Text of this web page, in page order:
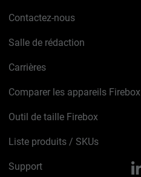
Contactez-nous
Salle de rédaction
Carrières
Comparer les appareils Firebox
Outil de taille Firebox
Liste produits / SKUs
Support